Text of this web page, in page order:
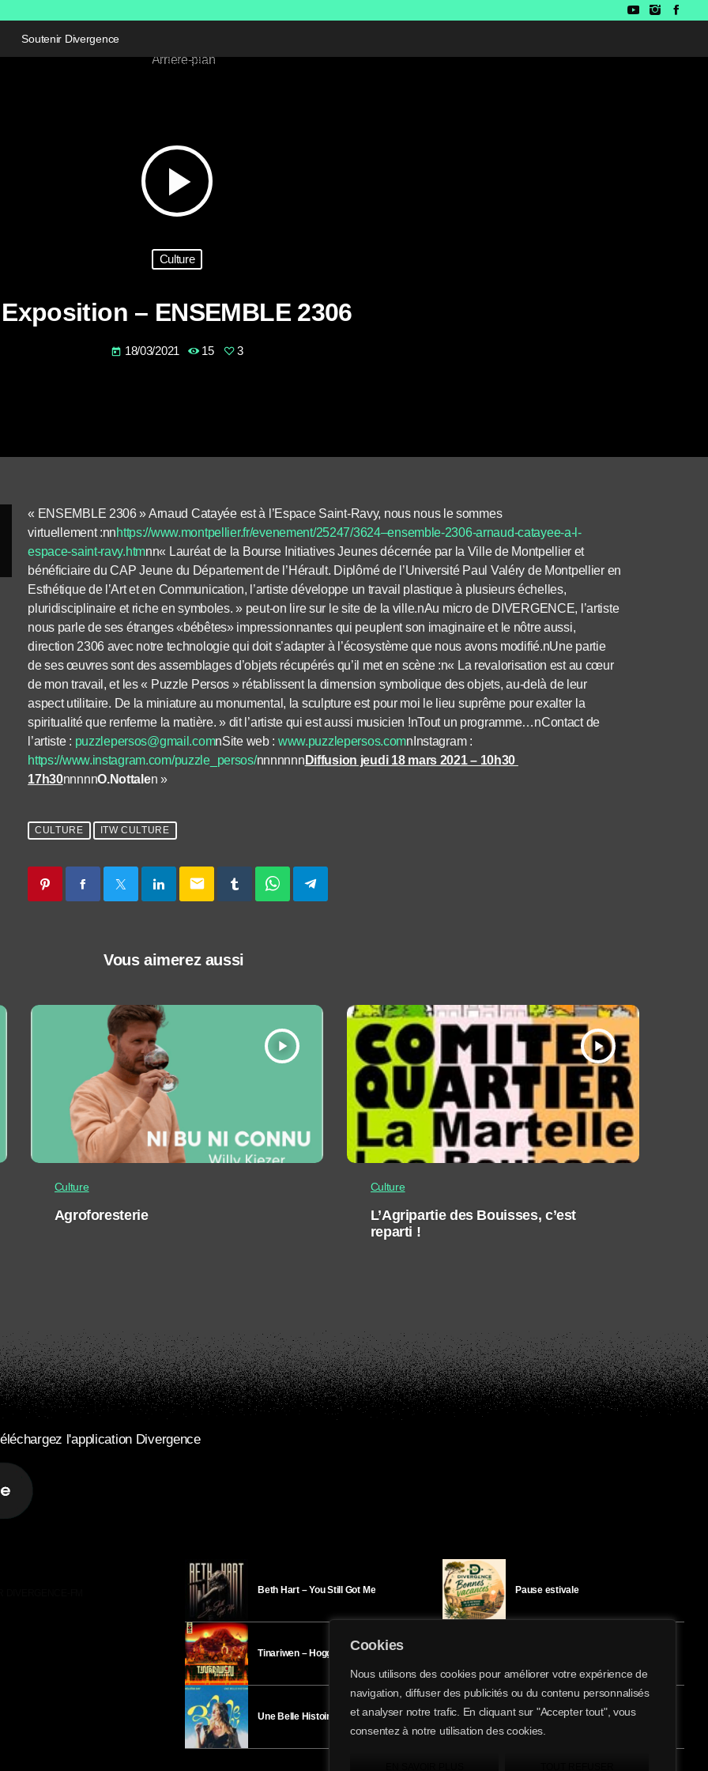
Cookies
Nous utilisons des cookies pour améliorer votre expérience de
navigation, diffuser des publicités ou du contenu personnalisés
et analyser notre trafic. En cliquant sur "Accepter tout", vous
consentez à notre utilisation des cookies.
Soutenir Divergence
play_arrow
Culture
Exposition – ENSEMBLE 2306
today 18/03/2021 15 3
share
3
email
« ENSEMBLE 2306 » Arnaud Catayée est à l’Espace Saint-Ravy, nous nous le sommes
virtuellement :nnhttps://www.montpellier.fr/evenement/25247/3624–ensemble-2306-arnaud-catayee-a-l-
espace-saint-ravy.htmnn« Lauréat de la Bourse Initiatives Jeunes décernée par la Ville de Montpellier et
bénéficiaire du CAP Jeune du Département de l’Hérault. Diplômé de l’Université Paul Valéry de Montpellier en
Esthétique de l’Art et en Communication, l’artiste développe un travail plastique à plusieurs échelles,
pluridisciplinaire et riche en symboles. » peut-on lire sur le site de la ville.nAu micro de DIVERGENCE, l’artiste
nous parle de ses étranges «bébêtes» impressionnantes qui peuplent son imaginaire et le nôtre aussi,
direction 2306 avec notre technologie qui doit s’adapter à l’écosystème que nous avons modifié.nUne partie
de ses œuvres sont des assemblages d’objets récupérés qu’il met en scène :n« La revalorisation est au cœur
de mon travail, et les « Puzzle Persos » rétablissent la dimension symbolique des objets, au-delà de leur
aspect utilitaire. De la miniature au monumental, la sculpture est pour moi le lieu suprême pour exalter la
spiritualité que renferme la matière. » dit l’artiste qui est aussi musicien !nTout un programme…nContact de
l’artiste : puzzlepersos@gmail.comnSite web : www.puzzlepersos.comnInstagram :
https://www.instagram.com/puzzle_persos/nnnnnnn Diffusion jeudi 18 mars 2021 – 10h30
17h30nnnnnO.Nottalen »
CULTURE ITW CULTURE
email
Vous aimerez aussi
play_arrow
Culture
Agroforesterie
play_arrow
Culture
L’Agripartie des Bouisses, c’est
reparti !
l'application Divergence
Beth Hart – You Still Got Me
Tinariwen – Hoggar
Une Belle Histoire – Héloïse Bay
Pause estivale
Ici l’Ombre – mardi 28 juillet